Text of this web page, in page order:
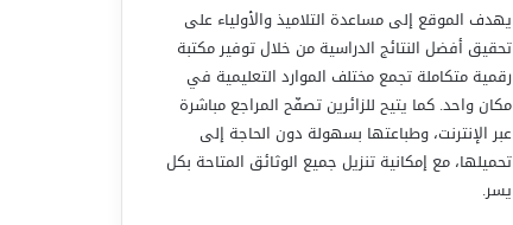
يهدف الموقع إلى مساعدة التلاميذ والأولياء على
تحقيق أفضل النتائج الدراسية من خلال توفير مكتبة
رقمية متكاملة تجمع مختلف الموارد التعليمية في
مكان واحد. كما يتيح للزائرين تصفّح المراجع مباشرة
عبر الإنترنت، وطباعتها بسهولة دون الحاجة إلى
تحميلها، مع إمكانية تنزيل جميع الوثائق المتاحة بكل
يسر.